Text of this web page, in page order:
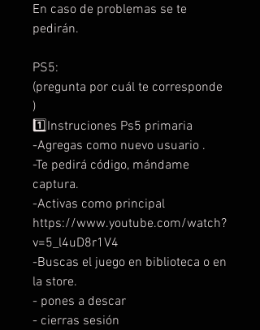
En caso de problemas se te
pedirán.
PS5:
(pregunta por cuál te corresponde
)
1️⃣Instruciones Ps5 primaria
-Agregas como nuevo usuario .
-Te pedirá código, mándame
captura.
-Activas como principal
https://www.youtube.com/watch?
v=5_l4uD8r1V4
-Buscas el juego en biblioteca o en
la store.
- pones a descar
- cierras sesión